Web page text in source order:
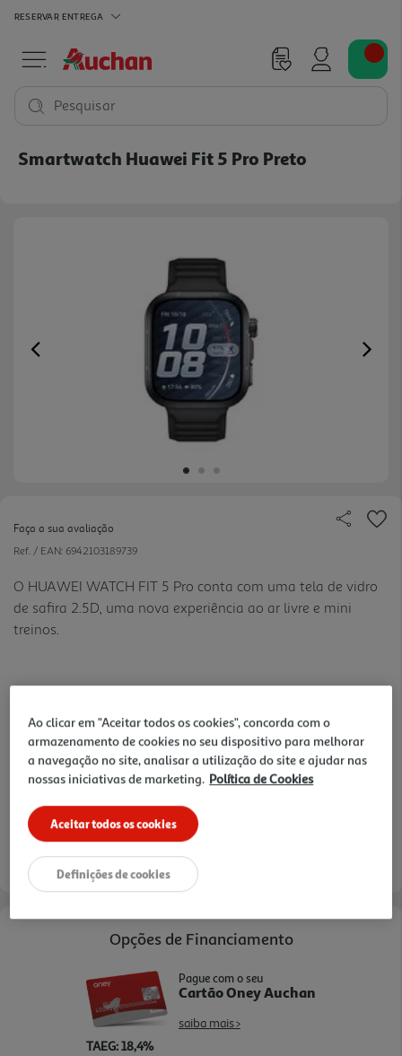
RESERVAR ENTREGA
Pesquisar
Smartwatch Huawei Fit 5 Pro Preto
Previous
Faça a sua avaliação
Ref. / EAN: 6942103189739
O HUAWEI WATCH FIT 5 Pro conta com uma tela de vidro
de safira 2.5D, uma nova experiência ao ar livre e mini
treinos.
Receba em casa a 10/08/2026, se encomendar até às 12h.
1h Recolha em loja Express*
3hRecolha Drive*
consultar stock >.
Opções de Financiamento
TAEG: 18,4%
Pague com o seu
Cartão Oney Auchan
saiba mais >
Ao clicar em "Aceitar todos os cookies", concorda com o
armazenamento de cookies no seu dispositivo para melhorar
a navegação no site, analisar a utilização do site e ajudar nas
nossas iniciativas de marketing. Política de Cookies
Aceitar todos os cookies
Definições de cookies